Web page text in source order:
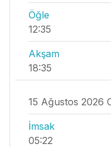
Öğle
12:35
Akşam
18:35
15 Ağustos 2026
İmsak
05:22